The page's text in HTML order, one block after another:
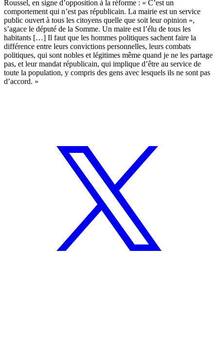
Roussel, en signe d’opposition à la réforme : « C’est un
comportement qui n’est pas républicain. La mairie est un service
public ouvert à tous les citoyens quelle que soit leur opinion »,
s’agace le député de la Somme. Un maire est l’élu de tous les
habitants […] Il faut que les hommes politiques sachent faire la
différence entre leurs convictions personnelles, leurs combats
politiques, qui sont nobles et légitimes même quand je ne les partage
pas, et leur mandat républicain, qui implique d’être au service de
toute la population, y compris des gens avec lesquels ils ne sont pas
d’accord. »